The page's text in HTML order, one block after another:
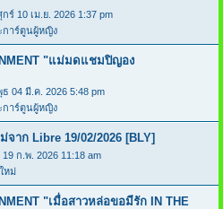
กร์ 10 เม.ย. 2026 1:37 pm
การ์ตูนผู้หญิง
"แม่มดแชมปิญอง
ธ 04 มี.ค. 2026 5:48 pm
การ์ตูนผู้หญิง
าก Libre 19/02/2026 [BLY]
ก.พ. 2026 11:18 am
หม่
"เมื่อสาวหล่อขอมีรัก IN THE